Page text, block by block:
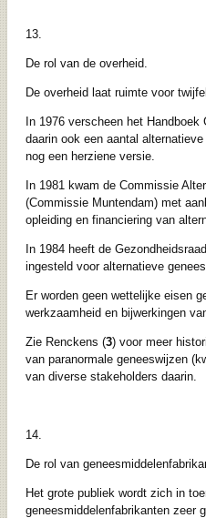
13.
De rol van de overheid.
De overheid laat ruimte voor
In 1976 verscheen het
daarin ook een aantal
nog een herziene versie.
In 1981 kwam de Commissie
(Commissie Muntendam) met
opleiding en financiering van
In 1984 heeft de
ingesteld voor alternatieve
Er worden geen wettelijke eisen
werkzaamheid en bijwerkingen
Zie Renckens (3) voor meer
van paranormale geneeswijzen
van diverse stakeholders daarin.
14.
De rol van
Het grote publiek wordt zich in
geneesmiddelenfabrikanten zeer